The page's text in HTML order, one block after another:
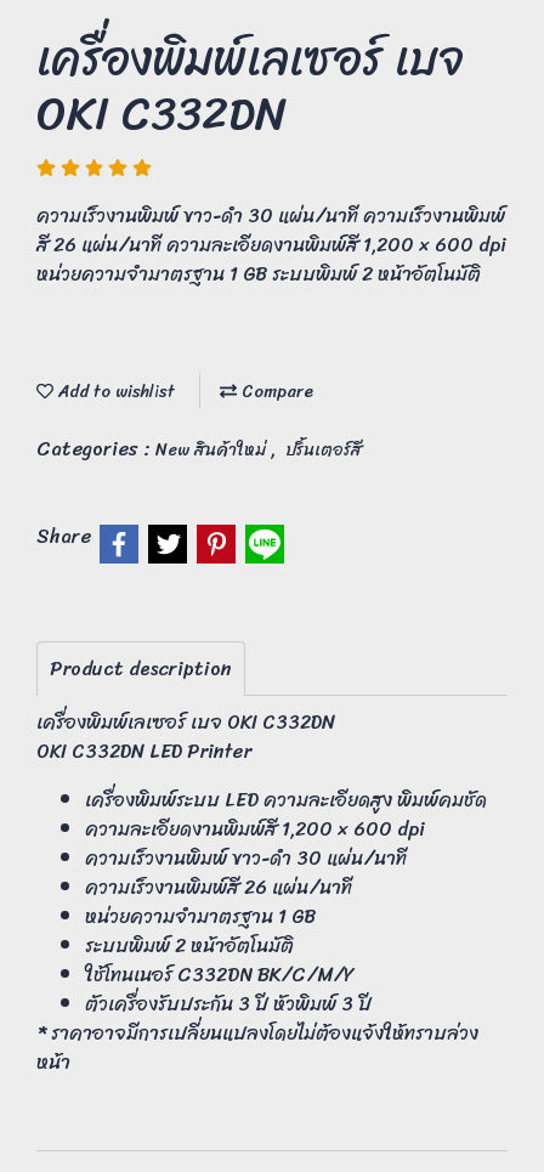
เครื่องพิมพ์เลเซอร์ เบจ
OKI C332DN
ความเร็วงานพิมพ์ ขาว-ดำ 30 แผ่น/นาที ความเร็วงานพิมพ์
สี 26 แผ่น/นาที ความละเอียดงานพิมพ์สี 1,200 × 600 dpi
หน่วยความจำมาตรฐาน 1 GB ระบบพิมพ์ 2 หน้าอัตโนมัติ
Add to wishlist Compare
Categories : New สินค้าใหม่, ปริ้นเตอร์สี
Share
Product description
เครื่องพิมพ์เลเซอร์ เบจ OKI C332DN
OKI C332DN LED Printer
เครื่องพิมพ์ระบบ LED ความละเอียดสูง พิมพ์คมชัด
ความละเอียดงานพิมพ์สี 1,200 × 600 dpi
ความเร็วงานพิมพ์ ขาว-ดำ 30 แผ่น/นาที
ความเร็วงานพิมพ์สี 26 แผ่น/นาที
หน่วยความจำมาตรฐาน 1 GB
ระบบพิมพ์ 2 หน้าอัตโนมัติ
ใช้โทนเนอร์ C332DN BK/C/M/Y
ตัวเครื่องรับประกัน 3 ปี หัวพิมพ์ 3 ปี
* ราคาอาจมีการเปลี่ยนแปลงโดยไม่ต้องแจ้งให้ทราบล่วง
หน้า